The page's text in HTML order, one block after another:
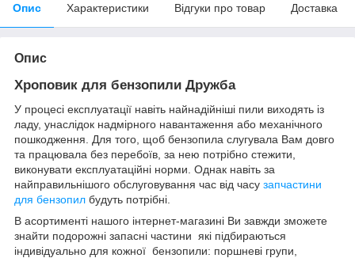
Опис Характеристики Відгуки про товар Доставка
Опис
Хроповик для бензопили Дружба
У процесі експлуатації навіть найнадійніші пили виходять із
ладу, унаслідок надмірного навантаження або механічного
пошкодження. Для того, щоб бензопила слугувала Вам довго
та працювала без перебоїв, за нею потрібно стежити,
виконувати експлуатаційні норми. Однак навіть за
найправильнішого обслуговування час від часу запчастини
для бензопил будуть потрібні.
В асортименті нашого інтернет-магазині Ви завжди зможете
знайти подорожні запасні частини які підбираються
індивідуально для кожної бензопили: поршневі групи,